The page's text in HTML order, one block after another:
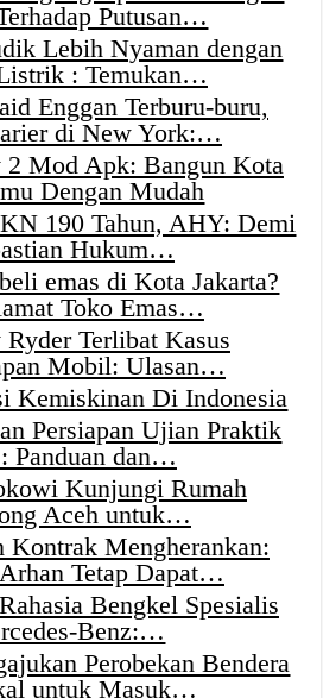
Putusan…
Lebih Nyaman dengan
: Temukan…
Enggan Terburu-buru,
di New York:…
Mod Apk: Bangun Kota
Dengan Mudah
190 Tahun, AHY: Demi
Hukum…
emas di Kota Jakarta?
Toko Emas…
Terlibat Kasus
Mobil: Ulasan…
Kemiskinan Di Indonesia
Persiapan Ujian Praktik
Panduan dan…
Kunjungi Rumah
Aceh untuk…
Kontrak Mengherankan:
Tetap Dapat…
Bengkel Spesialis
Benz:…
Perobekan Bendera
untuk Masuk…